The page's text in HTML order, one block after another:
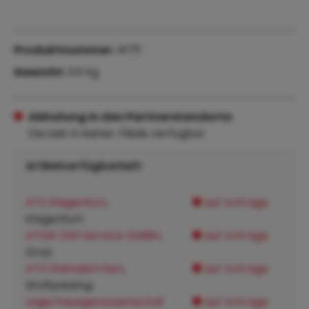
Abholung in den Partnerstandorte
Derzeit in keiner Filiale verfügbar
Artikelverfügbarkeit:
ATZ Klagenfurt
Klagenfurt:
auf Anfrage
ATSW 24h Service GMBH auf Anfrage
ATZ Steinakirchen
Wolfpassing:
auf Anfrage
Lagerhausgenossenschaf
auf Anfrage
Produktnummer:
Gewicht:
3.5 kg